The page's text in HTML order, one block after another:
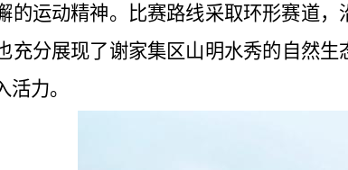
的运动精神。比赛路线采取环形赛道
充分展现了谢家集区山明水秀的 自然生
力。